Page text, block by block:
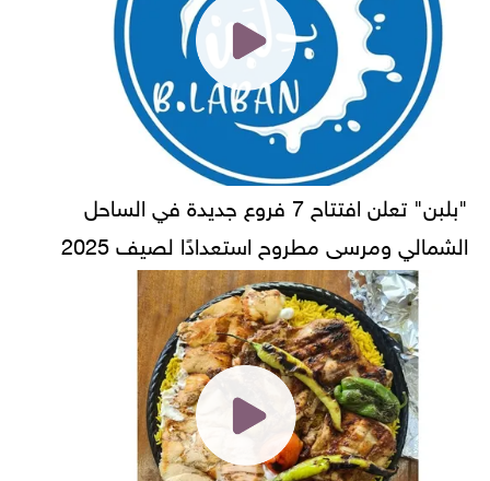
"بلبن" تعلن افتتاح 7 فروع جديدة في الساحل
الشمالي ومرسى مطروح استعدادًا لصيف 2025